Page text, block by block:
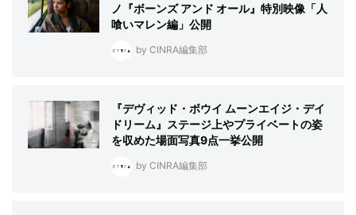
ノ『ボーンズ アンド オール』特別映像「人
喰いマレン編」公開
by CINRA編集部
『デヴィッド・ボウイ ムーンエイジ・デイ
ドリーム』ステージ上やプライベートの姿
を収めた場面写真9点一挙公開
by CINRA編集部